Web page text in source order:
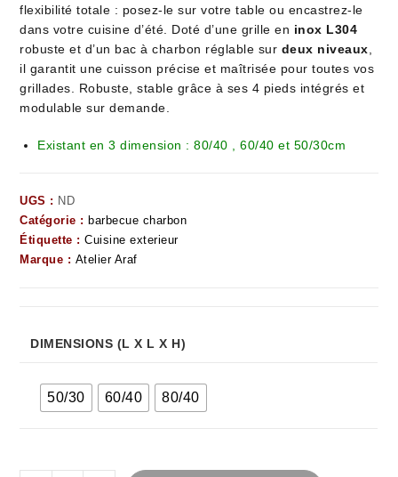
flexibilité totale : posez-le sur votre table ou encastrez-le
dans votre cuisine d’été. Doté d’une grille en inox L304
robuste et d’un bac à charbon réglable sur deux niveaux
il garantit une cuisson précise et maîtrisée pour toutes vos
grillades. Robuste, stable grâce à ses 4 pieds intégrés et
modulable sur demande.
Existant en 3 dimension : 80/40 , 60/40 et 50/30cm
UGS : ND
Catégorie : barbecue charbon
Étiquette :Cuisine exterieur
Marque : Atelier Araf
DIMENSIONS (L X L X H)
50/30 60/40 80/40